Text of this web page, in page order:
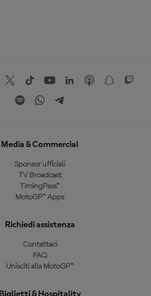
Media & Commercial
Sponsor ufficiali
TV Broadcast
TimingPass™
MotoGP™ Apps
Richiedi assistenza
Contattaci
FAQ
Unisciti alla MotoGP™
Biglietti & Hospitality